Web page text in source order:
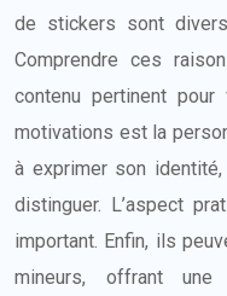
de stickers sont
Comprendre ces
contenu pertinent pour
motivations est la
à exprimer son
distinguer. L’aspect
important. Enfin, ils
mineurs, offrant